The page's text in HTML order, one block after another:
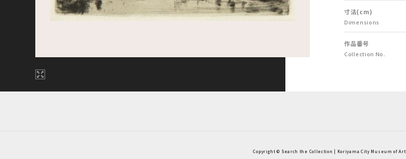
寸法(cm)
Dimensions
作品番号
Collection No.
Copyright © Search the Collection | Koriyama City Museum of Art